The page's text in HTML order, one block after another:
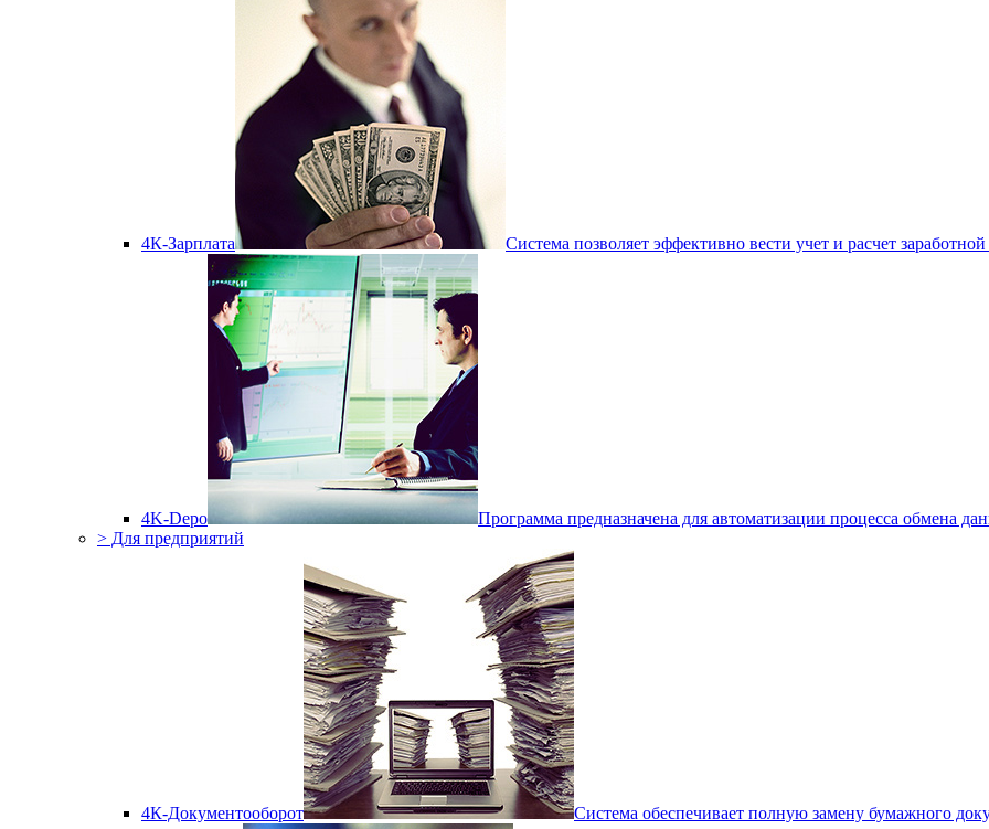
4К-Зарплата Система позволяет эффективно вести учет и расчет
4K-Depo
Программа предназначена для автоматизации процесса обмена
> Для предприятий
4К-Документооборот Система обеспечивает полную замену бумажного